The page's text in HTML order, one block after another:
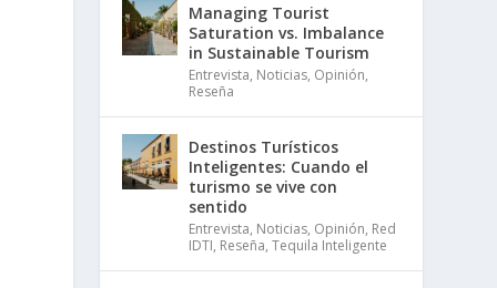
Managing Tourist
Saturation vs. Imbalance
in Sustainable Tourism
Entrevista, Noticias, Opinión,
Reseña
Destinos Turísticos
Inteligentes: Cuando el
turismo se vive con
sentido
Entrevista, Noticias, Opinión, Red
IDTI, Reseña,Tequila Inteligente